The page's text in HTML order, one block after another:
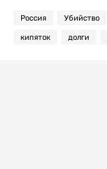
Россия Убийство
кипяток долги